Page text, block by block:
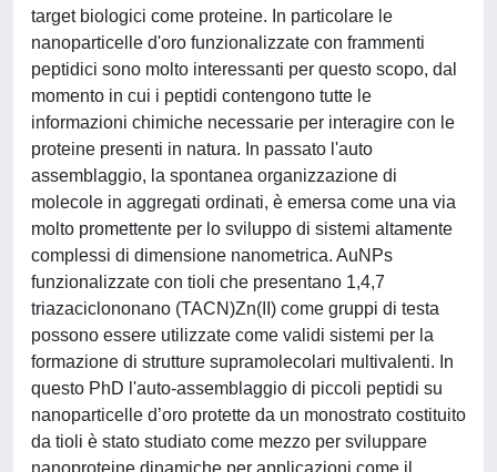
target biologici come proteine. In particolare le
nanoparticelle d'oro funzionalizzate con frammenti
peptidici sono molto interessanti per questo scopo, dal
momento in cui i peptidi contengono tutte le
informazioni chimiche necessarie per interagire con le
proteine presenti in natura. In passato l'auto
assemblaggio, la spontanea organizzazione di
molecole in aggregati ordinati, è emersa come una via
molto promettente per lo sviluppo di sistemi altamente
complessi di dimensione nanometrica. AuNPs
funzionalizzate con tioli che presentano 1,4,7
triazaciclononano (TACN)Zn(II) come gruppi di testa
possono essere utilizzate come validi sistemi per la
formazione di strutture supramolecolari multivalenti. In
questo PhD l'auto-assemblaggio di piccoli peptidi su
nanoparticelle d’oro protette da un monostrato costituito
da tioli è stato studiato come mezzo per sviluppare
nanoproteine dinamiche per applicazioni come il